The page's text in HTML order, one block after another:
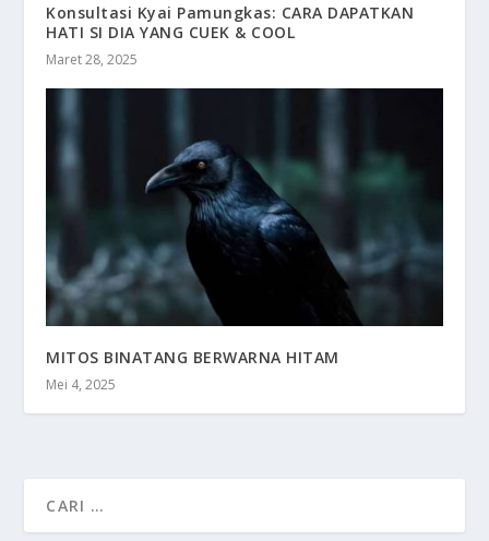
Konsultasi Kyai Pamungkas: CARA DAPATKAN
HATI SI DIA YANG CUEK & COOL
Maret 28, 2025
MITOS BINATANG BERWARNA HITAM
Mei 4, 2025